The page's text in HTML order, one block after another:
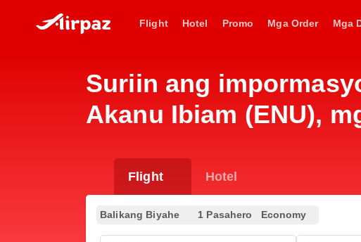
Flight Hotel Promo Mga Order Mga
Suriin ang
Akanu Ibiam (ENU),
Flight Hotel
Balikang Biyahe 1 Pasahero Economy